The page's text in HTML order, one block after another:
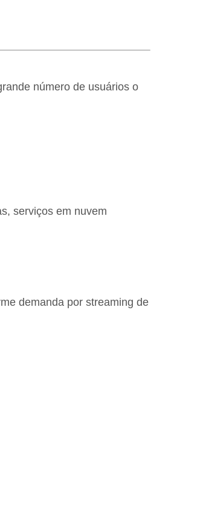
número de usuários o
serviços em nuvem
demanda por streaming de